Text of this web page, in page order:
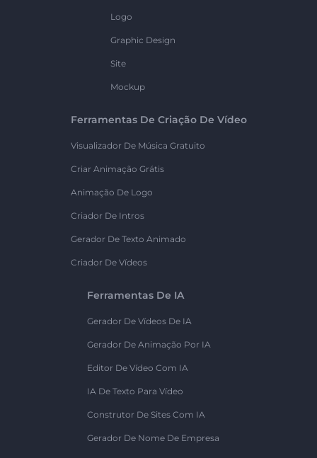
Logo
Graphic Design
Site
Mockup
Ferramentas De Criação De Vídeo
Visualizador De Música Gratuito
Criar Animação Grátis
Animação De Logo
Criador De Intros
Gerador De Texto Animado
Criador De Vídeos
Ferramentas De IA
Gerador De Vídeos De IA
Gerador De Animação Por IA
Editor De Vídeo Com IA
IA De Texto Para Vídeo
Construtor De Sites Com IA
Gerador De Nome De Empresa